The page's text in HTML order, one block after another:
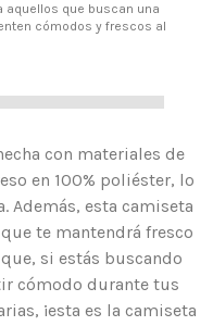
que buscan una
cómodos y frescos al
con materiales de
en 100% poliéster, lo
Además, esta camiseta
te mantendrá fresco
si estás buscando
cómodo durante tus
¡esta es la camiseta